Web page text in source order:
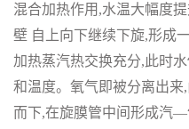
混合加热作用,水温大幅度
壁 自上向下继续下旋,形成
加热蒸汽热交换充分,此时
和温度。氧气即被分离出
而下,在旋膜管中间形成汽